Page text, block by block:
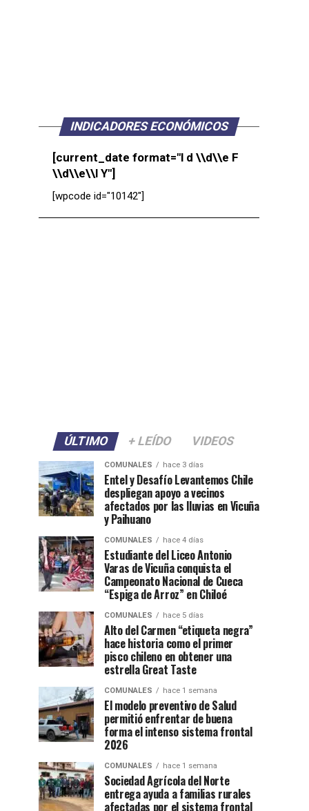
INDICADORES ECONÓMICOS
[current_date format="l d \\d\\e F
\\d\\e\\l Y"]
[wpcode id="10142"]
ÚLTIMO + LEÍDO VIDEOS
COMUNALES hace 3 días
Entel y Desafío Levantemos Chile
despliegan apoyo a vecinos
afectados por las lluvias en Vicuña
y Paihuano
COMUNALES hace 4 días
Estudiante del Liceo Antonio
Varas de Vicuña conquista el
Campeonato Nacional de Cueca
“Espiga de Arroz” en Chiloé
COMUNALES hace 5 días
Alto del Carmen “etiqueta negra”
hace historia como el primer
pisco chileno en obtener una
estrella Great Taste
COMUNALES hace 1 semana
El modelo preventivo de Salud
permitió enfrentar de buena
forma el intenso sistema frontal
2026
COMUNALES hace 1 semana
Sociedad Agrícola del Norte
entrega ayuda a familias rurales
afectadas por el sistema frontal